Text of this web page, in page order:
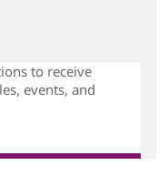
to receive
events, and